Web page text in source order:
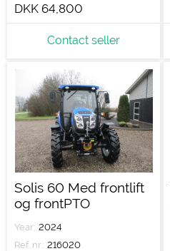
DKK 64,800
Contact seller
Solis 60 Med frontlift
og frontPTO
Year: 2024
Ref. nr.: 216020